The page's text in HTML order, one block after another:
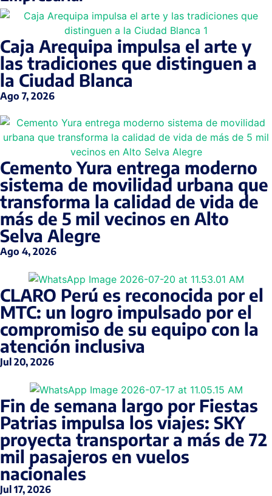
Caja Arequipa impulsa el arte y
las tradiciones que distinguen a
la Ciudad Blanca
Ago 7, 2026
Cemento Yura entrega moderno
sistema de movilidad urbana que
transforma la calidad de vida de
más de 5 mil vecinos en Alto
Selva Alegre
Ago 4, 2026
CLARO Perú es reconocida por el
MTC: un logro impulsado por el
compromiso de su equipo con la
atención inclusiva
Jul 20, 2026
Fin de semana largo por Fiestas
Patrias impulsa los viajes: SKY
proyecta transportar a más de 72
mil pasajeros en vuelos
nacionales
Jul 17, 2026